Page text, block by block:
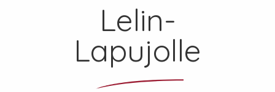
Lelin-
Lapujolle